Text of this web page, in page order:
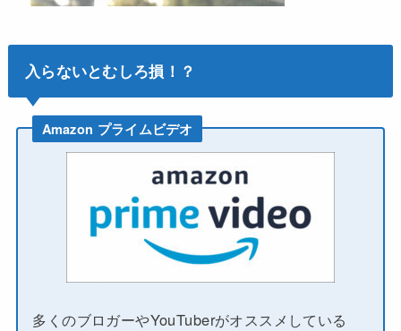
入らないとむしろ損！？
Amazon プライムビデオ
多くのブロガーやYouTuberがオススメしている